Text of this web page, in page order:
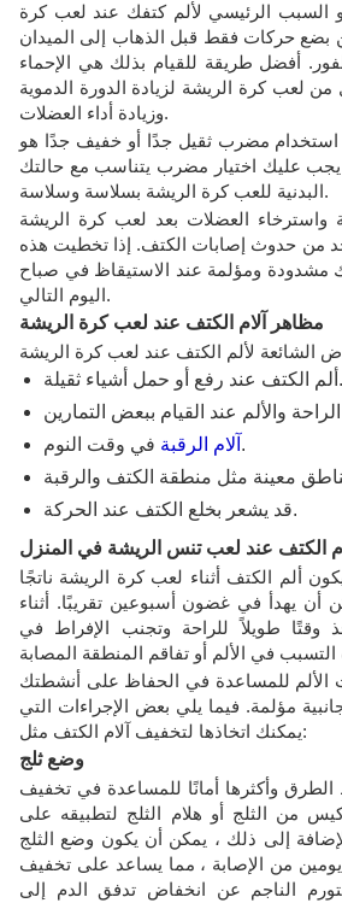
السبب الرئيسي لألم كتفك عند لعب كرة
بضع حركات فقط قبل الذهاب إلى الميدان
أفضل طريقة للقيام بذلك هي الإحماء
من لعب كرة الريشة لزيادة الدورة الدموية
وزيادة أداء العضلات.
استخدام مضرب ثقيل جدًا أو خفيف جدًا هو
عليك اختيار مضرب يتناسب مع حالتك
البدنية للعب كرة الريشة بسلاسة وسلاسة.
واسترخاء العضلات بعد لعب كرة الريشة
من حدوث إصابات الكتف. إذا تخطيت هذه
مشدودة ومؤلمة عند الاستيقاظ في صباح
اليوم التالي.
مظاهر آلام الكتف عند لعب كرة الريشة
ألم الكتف عند رفع أو حمل أشياء ثقيلة.
آلام الرقبة في وقت النوم.
قد يشعر بخلع الكتف عند الحركة.
الكتف عند لعب تنس الريشة في المنزل
ألم الكتف أثناء لعب كرة الريشة ناتجًا
يهدأ في غضون أسبوعين تقريبًا. أثناء
طويلاً للراحة وتجنب الإفراط في
الألم للمساعدة في الحفاظ على أنشطتك
مؤلمة. فيما يلي بعض الإجراءات التي
يمكنك اتخاذها لتخفيف آلام الكتف مثل:
وضع ثلج
وأكثرها أمانًا للمساعدة في تخفيف
من الثلج أو هلام الثلج لتطبيقه على
إلى ذلك ، يمكن أن يكون وضع الثلج
يومين من الإصابة ، مما يساعد على تخفيف
الناجم عن انخفاض تدفق الدم إلى